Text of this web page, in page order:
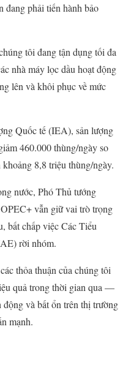
đang phải tiến hành bảo
tôi đang tận dụng tối đa
nhà máy lọc dầu hoạt động
lên và khôi phục về mức
Quốc tế (IEA), sản lượng
460.000 thùng/ngày so
8,8 triệu thùng/ngày.
nước, Phó Thủ tướng
vẫn giữ vai trò trọng
bất chấp việc Các Tiểu
rời nhóm.
thỏa thuận của chúng tôi
quả trong thời gian qua —
và bất ổn trên thị trường
mạnh.